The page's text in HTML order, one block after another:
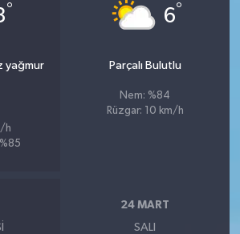
°
yağmur
h
%85
6°
Parçalı Bulutlu
Nem: %84
Rüzgar: 10 km/h
24 MART
SALI